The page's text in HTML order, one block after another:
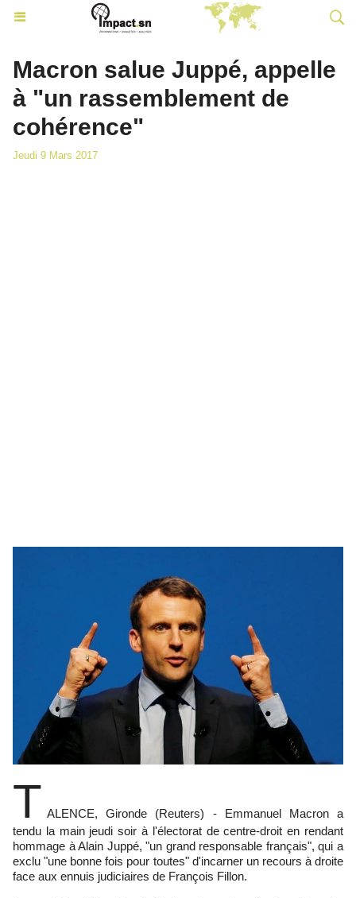
Macron salue Juppé, appelle
à "un rassemblement de
cohérence"
Jeudi 9 Mars 2017
T ALENCE, Gironde (Reuters) - Emmanuel Macron a
tendu la main jeudi soir à l'électorat de centre-droit en rendant
hommage à Alain Juppé, "un grand responsable français", qui a
exclu "une bonne fois pour toutes" d'incarner un recours à droite
face aux ennuis judiciaires de François Fillon.